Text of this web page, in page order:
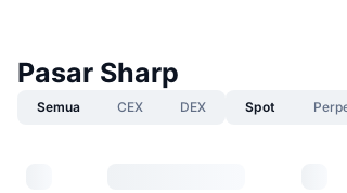
Pasar Sharp
Semua CEX DEX Spot